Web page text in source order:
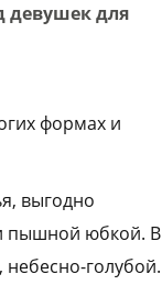
девушек для
формах и
выгодно
пышной юбкой. В
голубой.